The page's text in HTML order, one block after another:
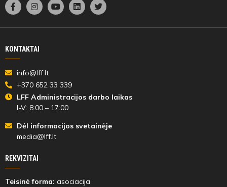
KONTAKTAI
info@lff.lt
+370 652 33 339
LFF Administracijos darbo laikas
I-V: 8:00 – 17:00
Dėl informacijos svetainėje
media@lff.lt
REKVIZITAI
Teisinė forma: asociacija